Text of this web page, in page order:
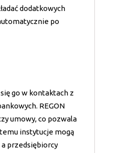
dodatkowych
po
go w kontaktach z
REGON
umowy, co pozwala
instytucje mogą
przedsiębiorcy